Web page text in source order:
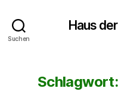
Suchen
Haus
Schlagwort: